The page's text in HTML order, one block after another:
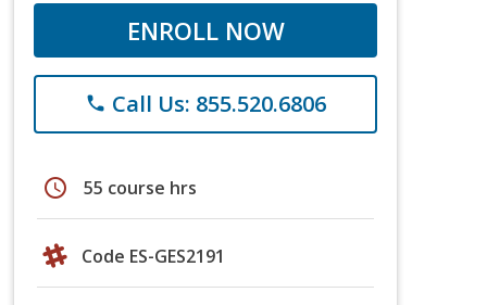
ENROLL NOW
phone Call Us: 855.520.6806
schedule 55 course hrs
Code ES-GES2191